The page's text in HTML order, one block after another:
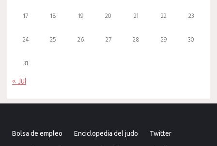
17 18 19 20 21 22 23
24 25 26 27 28 29 30
31
« Jul
Bolsa de empleo Enciclopedia del judo Twitter